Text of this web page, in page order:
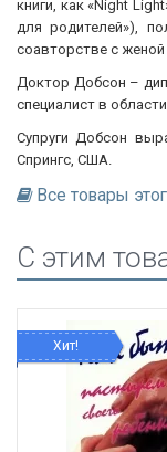
книги, как «Night
для родителей»),
соавторстве с женой
Доктор Добсон –
специалист в
Супруги Добсон
Спрингс, США.
Все товары
C этим
Хит!